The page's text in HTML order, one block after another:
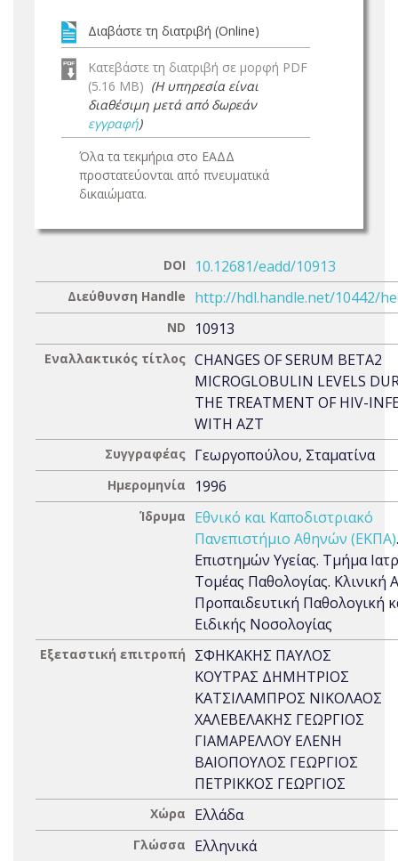
Διαβάστε τη διατριβή (Online)
Κατεβάστε τη διατριβή σε μορφή PDF
(5.16 MB) (Η υπηρεσία είναι
διαθέσιμη μετά από δωρεάν
εγγραφή)
Όλα τα τεκμήρια στο ΕΑΔΔ
προστατεύονται από πνευματικά
δικαιώματα.
DOI 10.12681/eadd/10913
Διεύθυνση Handle http://hdl.handle.net/10442/
ND 10913
Εναλλακτικός τίτλος CHANGES OF SERUM BETA2
MICROGLOBULIN LEVELS
THE TREATMENT OF HIV-
WITH AZT
Συγγραφέας Γεωργοπούλου, Σταματίνα
Ημερομηνία 1996
Ίδρυμα
Εθνικό και Καποδιστριακό
Πανεπιστήμιο Αθηνών (ΕΚΠΑ)
Επιστημών Υγείας. Τμήμα
Τομέας Παθολογίας. Κλινική
Προπαιδευτική Παθολογική
Ειδικής Νοσολογίας
Εξεταστική επιτροπή
ΣΦΗΚΑΚΗΣ ΠΑΥΛΟΣ
ΚΟΥΤΡΑΣ ΔΗΜΗΤΡΙΟΣ
ΚΑΤΣΙΛΑΜΠΡΟΣ ΝΙΚΟΛΑΟΣ
ΧΑΛΕΒΕΛΑΚΗΣ ΓΕΩΡΓΙΟΣ
ΓΙΑΜΑΡΕΛΛΟΥ ΕΛΕΝΗ
ΒΑΙΟΠΟΥΛΟΣ ΓΕΩΡΓΙΟΣ
ΠΕΤΡΙΚΚΟΣ ΓΕΩΡΓΙΟΣ
Χώρα Ελλάδα
Γλώσσα Ελληνικά